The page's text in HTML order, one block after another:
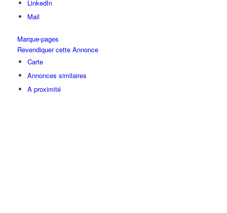
LinkedIn
Mail
Marque-pages
Revendiquer cette Annonce
Carte
Annonces similaires
A proximité